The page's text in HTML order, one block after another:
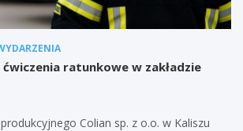
ratunkowe w zakładzie
Colian sp. z o.o. w Kaliszu